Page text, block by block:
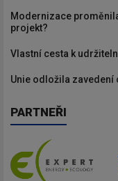
Modernizace
projekt?
Vlastní cesta k
Unie odložila zavedení
PARTNEŘI